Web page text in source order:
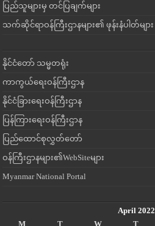
ပြည်သူများမှ တင်ပြချက်များ
သက်ဆိုင်ရာဝန်ကြီးဌာနများ၏ ဖုန်းနံပါတ်များ
နိုင်ငံတော် သမ္မတရုံး
ကာကွယ်ရေးဝန်ကြီးဌာန
နိုင်ငံခြားရေးဝန်ကြီးဌာန
ပြန်ကြားရေးဝန်ကြီးဌာန
ပြည်ထောင်စုလွှတ်တော်
ဝန်ကြီးဌာနများ၏WebSiteများ
Myanmar National Portal
April 2022
M
T W T